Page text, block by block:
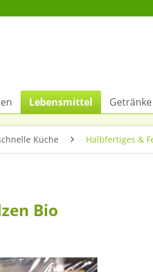
Lebensmittel Getränke
Küche Halbfertiges &
Bio